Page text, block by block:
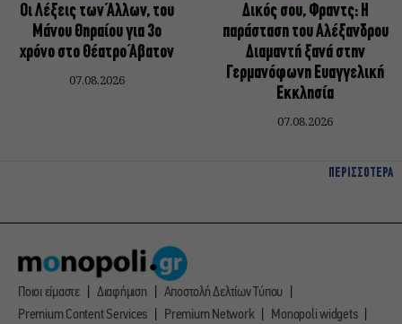
Οι Λέξεις των Άλλων, του
Μάνου Θηραίου για 3ο
χρόνο στο Θέατρο Άβατον
07.08.2026
Δικός σου, Φραντς: Η
παράσταση του Αλέξανδρου
Διαμαντή ξανά στην
Γερμανόφωνη Ευαγγελική
Εκκλησία
07.08.2026
ΠΕΡΙΣΣΟΤΕΡΑ
Ποιοι είμαστε Διαφήμιση
Αποστολή Δελτίων Τύπου
Premium Content Services
Premium Network
Monopoli widgets